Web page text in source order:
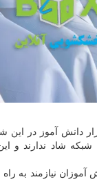
داد: شبکه شاد بزرگ ترین پلت فرم آموزشی کشور است که بیش از
اتصال به شبکه شاد
نیازمند به راه